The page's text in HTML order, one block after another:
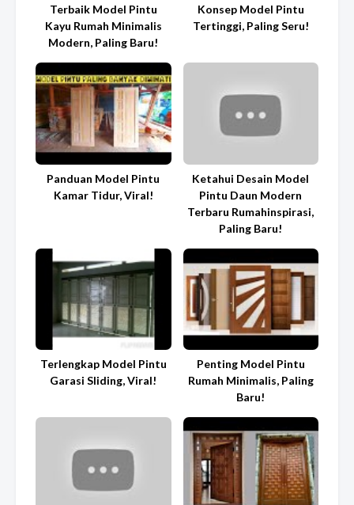
Terbaik Model Pintu
Kayu Rumah Minimalis
Modern, Paling Baru!
Konsep Model Pintu
Tertinggi, Paling Seru!
Panduan Model Pintu
Kamar Tidur, Viral!
Ketahui Desain Model
Pintu Daun Modern
Terbaru Rumahinspirasi,
Paling Baru!
Terlengkap Model Pintu
Garasi Sliding, Viral!
Penting Model Pintu
Rumah Minimalis, Paling
Baru!